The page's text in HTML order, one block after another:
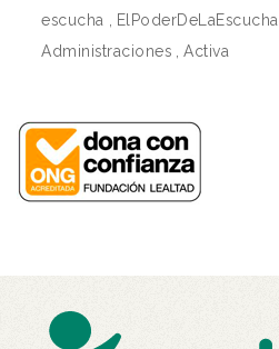
escucha , ElPoderDeLaEscucha
Administraciones , Activa